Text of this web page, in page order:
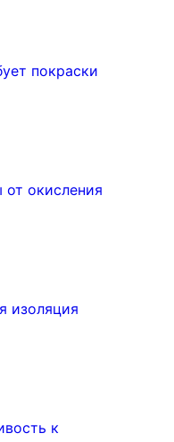
покраски
окисления
изоляция
к